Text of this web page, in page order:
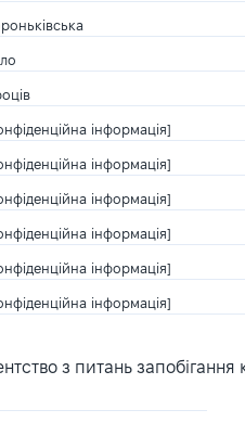
інформація]
інформація]
інформація]
інформація]
інформація]
інформація]
з питань